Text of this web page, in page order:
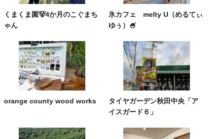
くまくま園🐻4か月のこぐまち
ゃん
氷カフェ melty U（めるてぃ
ゆぅ）🍧
orange county wood works
タイヤガーデン秋田中央「ア
イスガード６」